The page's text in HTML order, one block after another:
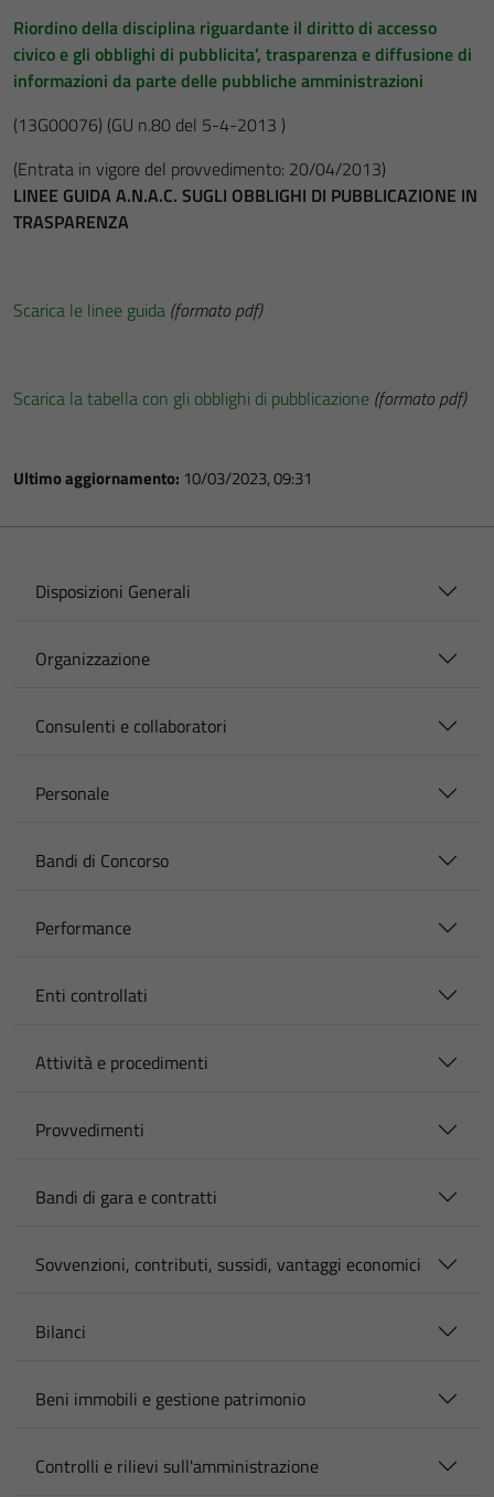
Riordino della disciplina riguardante il diritto di accesso
civico e gli obblighi di pubblicita’, trasparenza e diffusione di
informazioni da parte delle pubbliche amministrazioni
(13G00076) (GU n.80 del 5-4-2013 )
(Entrata in vigore del provvedimento: 20/04/2013)
LINEE GUIDA A.N.A.C. SUGLI OBBLIGHI DI PUBBLICAZIONE IN
TRASPARENZA
Scarica le linee guida (formato pdf)
Scarica la tabella con gli obblighi di pubblicazione (formato pdf)
Ultimo aggiornamento: 10/03/2023, 09:31
Disposizioni Generali
Organizzazione
Consulenti e collaboratori
Personale
Bandi di Concorso
Performance
Enti controllati
Attività e procedimenti
Provvedimenti
Bandi di gara e contratti
Sovvenzioni, contributi, sussidi, vantaggi economici
Bilanci
Beni immobili e gestione patrimonio
Controlli e rilievi sull'amministrazione